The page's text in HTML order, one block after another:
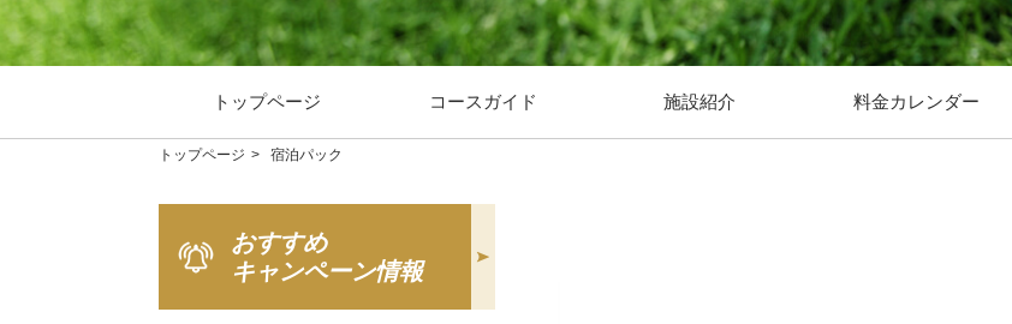
トップページ コースガイド 施設紹介 料金カレンダー
トップページ 宿泊パック
おすすめ
キャンペーン情報